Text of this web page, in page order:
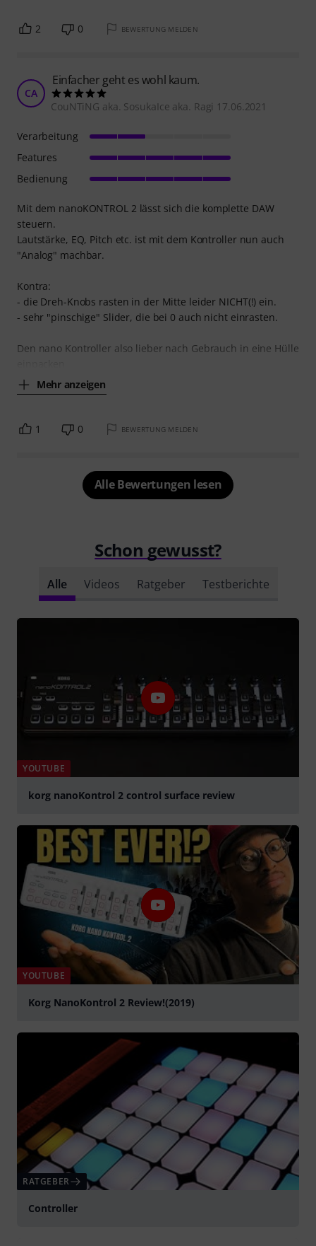
2 0 BEWERTUNG MELDEN
CA
Einfacher geht es wohl kaum.
CouNTiNG aka. SosukaIce aka. Ragi 17.06.2021
Mit dem nanoKONTROL 2 lässt sich die komplette DAW
steuern.
Lautstärke, EQ, Pitch etc. ist mit dem Kontroller nun auch
"Analog" machbar.
Kontra:
- die Dreh-Knobs rasten in der Mitte leider NICHT(!) ein.
- sehr "pinschige" Slider, die bei 0 auch nicht einrasten.
Den nano Kontroller also lieber nach Gebrauch in eine Hülle
Mehr anzeigen
Verarbeitung
Features
Bedienung
1 0 BEWERTUNG MELDEN
Alle Bewertungen lesen
Schon gewusst?
Alle Videos Ratgeber Testberichte
YOUTUBE
korg nanoKontrol 2 control surface review
YOUTUBE
Korg NanoKontrol 2 Review!(2019)
RATGEBER
Controller